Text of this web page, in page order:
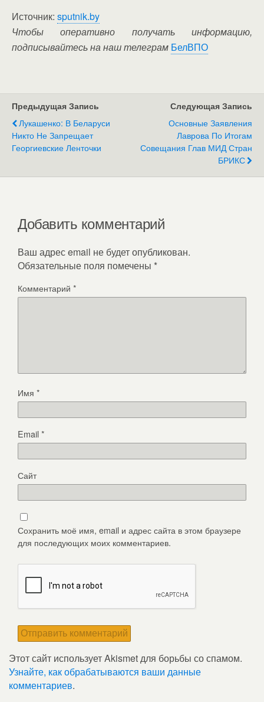
Источник: sputnik.by
Чтобы оперативно получать информацию,
подписывайтесь на наш телеграм БелВПО
Предыдущая Запись
Лукашенко: В Беларуси
Никто Не Запрещает
Георгиевские Ленточки
Следующая Запись
Основные Заявления
Лаврова По Итогам
Совещания Глав МИД Стран
БРИКС
Добавить комментарий
Ваш адрес email не будет опубликован.
Обязательные поля помечены *
Комментарий *
Имя *
Email*
Сайт
Сохранить моё имя, email и адрес сайта в этом браузере
для последующих моих комментариев.
Этот сайт использует Akismet для борьбы со спамом.
Узнайте, как обрабатываются ваши данные
комментариев.